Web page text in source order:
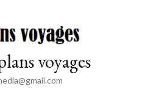
voyages